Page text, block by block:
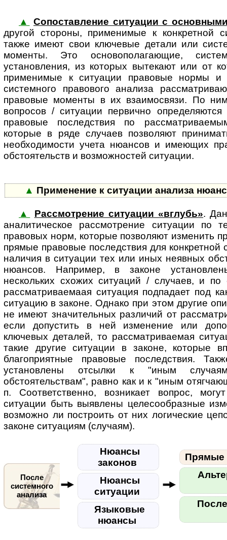
▲
Сопоставление ситуации с
другой стороны, применимые к кон­к­рет­ной
также имеют свои ключевые детали или
моменты. Это основополагающие,
установления, из которых вытекают или от
применимые к ситуации правовые нормы и
системного правового анализа
правовые моменты в их взаимосвязи. По
вопросов / ситуации первично
правовые по­след­с­т­вия по
которые в ряде случаев позволяют
необходимости учета нюансов и имеющих
обстоятельств и воз­мож­нос­тей ситуации.
▲ Применение к ситуации анализа
▲ Рассмотрение ситуации «вглубь».
ана­ли­ти­чес­кое рассмотрение си­ту­а­ции по
правовых норм, которые позволяют изменить
прямые правовые последствия для конкретной
наличия в ситуации тех или иных неявных
нюансов. Например, в законе
нескольких схожих ситуаций / случаев, и
рассматриваемаая ситуация подпадает под
ситуацию в законе. Однако при этом другие
не имеют значительных различий от
если допустить в ней изменение или
ключевых деталей, то рассматриваемая
такие другие ситуации в законе, которые
благоприятные правовые последствия.
установлены отсылки к "иным
обстоятельствам", равно как и к "иным
п. Соответственно, возникает вопрос,
ситуации быть выявлены целесообразные
возможно ли построить от них логические
законе ситуациям (случаям).
После
системного
анализа
Нюансы
законов
Нюансы
ситуации
Языковые
нюансы
Прямые